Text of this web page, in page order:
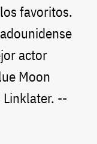
favoritos.
actor
Moon
--